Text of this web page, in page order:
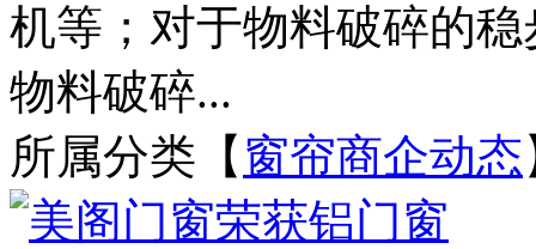
机等；对于物料破碎的
物料破碎...
所属分类【 窗帘商企动态